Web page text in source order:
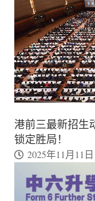
港前三最新招生
锁定胜局！
2025年11月11日